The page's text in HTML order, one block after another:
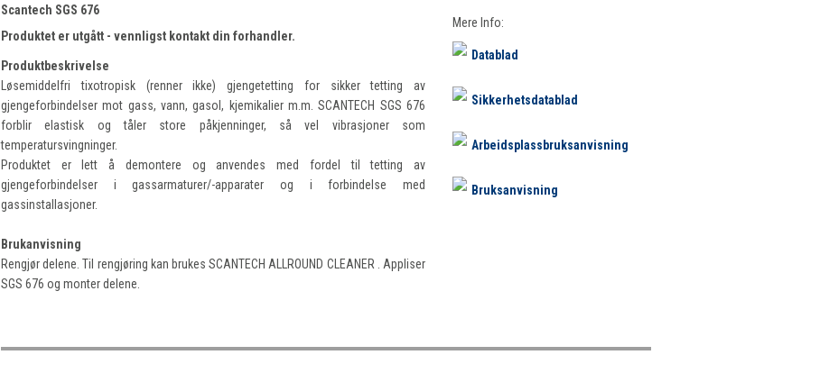
Scantech SGS 676
Produktet er utgått - vennligst kontakt din forhandler.
Produktbeskrivelse
Løsemiddelfri tixotropisk (renner ikke) gjengetetting for sikker tetting av
gjengeforbindelser mot gass, vann, gasol, kjemikalier m.m. SCANTECH SGS 676
forblir elastisk og tåler store påkjenninger, så vel vibrasjoner som
temperatursvingninger.
Produktet er lett å demontere og anvendes med fordel til tetting av
gjengeforbindelser i gassarmaturer/-apparater og i forbindelse med
gassinstallasjoner.
Brukanvisning
Rengjør delene. Til rengjøring kan brukes SCANTECH ALLROUND CLEANER . Appliser
SGS 676 og monter delene.
Mere Info:
Datablad
Sikkerhetsdatablad
Arbeidsplassbruksanvisning
Bruksanvisning